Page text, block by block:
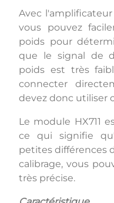
Avec l'amplificateur
vous pouvez
poids pour
que le signal de
poids est très
connecter
devez donc utiliser
Le module HX711
ce qui signifie
petites différences
calibrage, vous
très précise.